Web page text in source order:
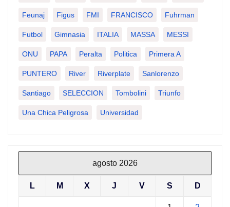
Feunaj Figus FMI FRANCISCO Fuhrman
Futbol Gimnasia ITALIA MASSA MESSI
ONU PAPA Peralta Politica Primera A
PUNTERO River Riverplate Sanlorenzo
Santiago SELECCION Tombolini Triunfo
Una Chica Peligrosa Universidad
agosto 2026
L M X J V S D